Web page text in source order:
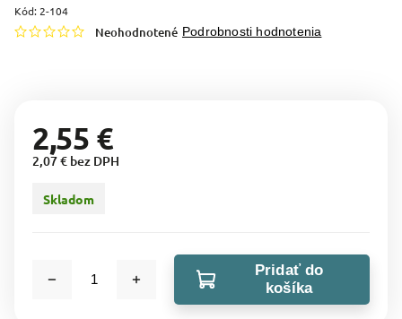
Kód: 2-104
Neohodnotené Podrobnosti hodnotenia
2,55 €
2,07 € bez DPH
Skladom
Pridať do
košíka